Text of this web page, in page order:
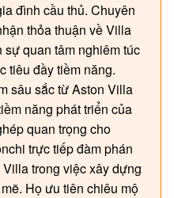
đình cầu thủ. Chuyên
thỏa thuận về Villa
sự quan tâm nghiêm túc
tiêu đầy tiềm năng.
sâu sắc từ Aston Villa
năng phát triển của
quan trọng cho
trực tiếp đàm phán
trong việc xây dựng
Họ ưu tiên chiêu mộ